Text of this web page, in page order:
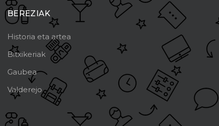
BEREZIAK
Historia eta artea
Bitxikeriak
Gaubea
Valderejo